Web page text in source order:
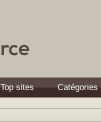
Top sites Catégories